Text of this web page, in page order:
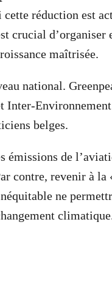
réduction est
crucial d’organiser
maîtrisée.
national.
Inter-
belges.
de
contre, revenir à la
ne